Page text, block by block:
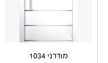
מודרני 1034